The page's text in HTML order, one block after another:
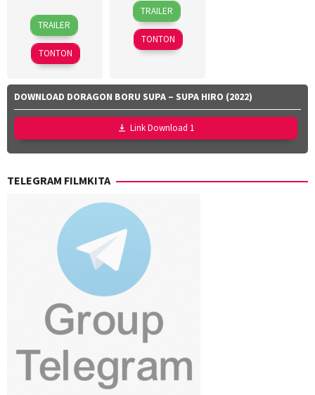
15
Mar
2026
Callum
Dawson
Christopher
Miller,
Channing-
Williams,
Jan
Zalar,
John
Phil
Sheila
Waldron
TRAILER
TONTON
9
Apr
2026
Dyeanna
Jemat
Faisal
Ishak,
TRAILER
TONTON
DOWNLOAD DORAGON BORU SUPA – SUPA HIRO (2022)
Link Download 1
TELEGRAM FILMKITA